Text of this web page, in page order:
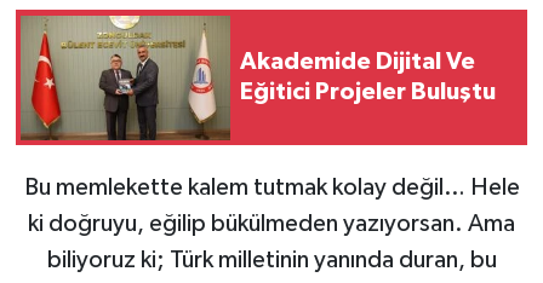
Akademide Dijital Ve
Eğitici Projeler Buluştu
Bu memlekette kalem tutmak kolay değil… Hele
ki doğruyu, eğilip bükülmeden yazıyorsan. Ama
biliyoruz ki; Türk milletinin yanında duran, bu